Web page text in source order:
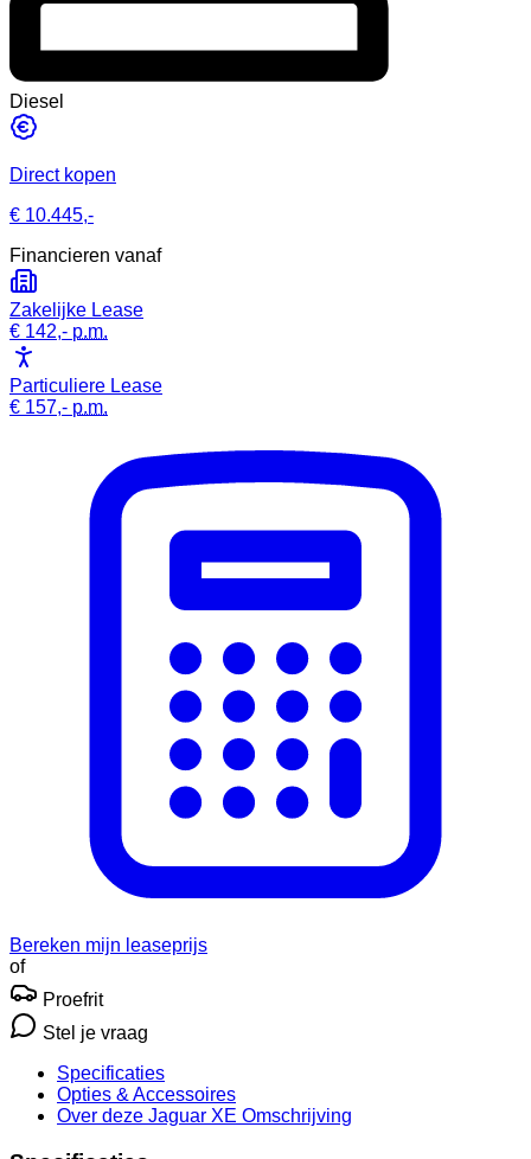
Diesel
Direct kopen
€ 10.445,-
Financieren vanaf
Zakelijke Lease
€ 142,- p.m.
Particuliere Lease
€ 157,- p.m.
Bereken mijn leaseprijs
of
Proefrit
Stel je vraag
Specificaties
Opties & Accessoires
Over deze Jaguar XE Omschrijving